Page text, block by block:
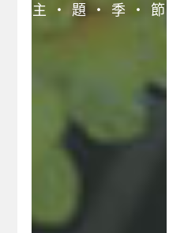
主 ‧ 題 ‧ 季 ‧ 節